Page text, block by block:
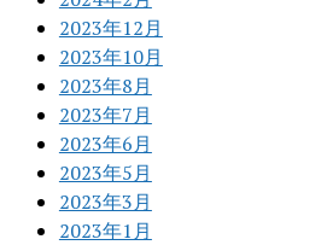
2023年12月
2023年10月
2023年8月
2023年7月
2023年6月
2023年5月
2023年3月
2023年1月